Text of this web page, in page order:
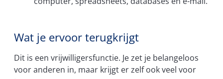
Wat je ervoor terugkrijgt
Dit is een vrijwilligersfunctie. Je zet je belangeloos
voor anderen in, maar krijgt er zelf ook veel voor